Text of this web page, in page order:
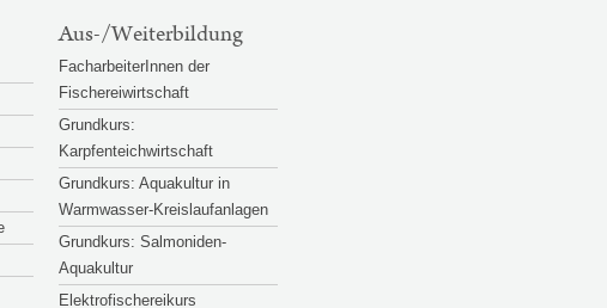
Aus-/Weiterbildung
FacharbeiterInnen der
Fischereiwirtschaft
Grundkurs:
Karpfenteichwirtschaft
Grundkurs: Aquakultur in
Warmwasser-Kreislaufanlagen
Grundkurs: Salmoniden-
Aquakultur
Elektrofischereikurs